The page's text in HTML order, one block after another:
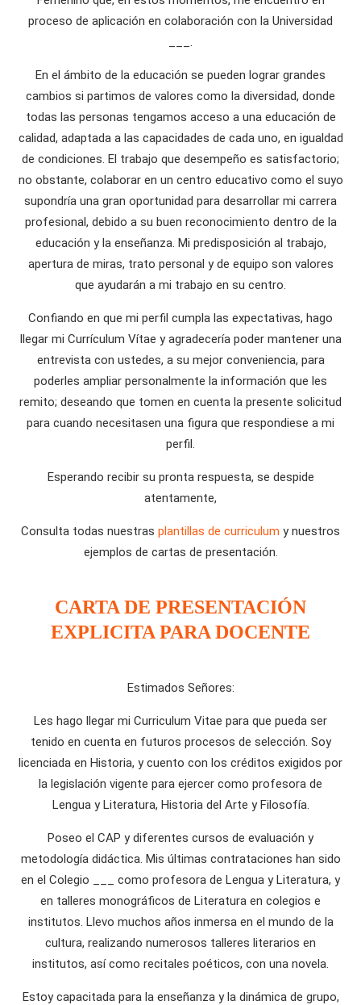
proceso de aplicación en colaboración con la Universidad
___.
En el ámbito de la educación se pueden lograr grandes
cambios si partimos de valores como la diversidad, donde
todas las personas tengamos acceso a una educación de
calidad, adaptada a las capacidades de cada uno, en igualdad
de condiciones. El trabajo que desempeño es satisfactorio;
no obstante, colaborar en un centro educativo como el suyo
supondría una gran oportunidad para desarrollar mi carrera
profesional, debido a su buen reconocimiento dentro de la
educación y la enseñanza. Mi predisposición al trabajo,
apertura de miras, trato personal y de equipo son valores
que ayudarán a mi trabajo en su centro.
Confiando en que mi perfil cumpla las expectativas, hago
llegar mi Currículum Vítae y agradecería poder mantener una
entrevista con ustedes, a su mejor conveniencia, para
poderles ampliar personalmente la información que les
remito; deseando que tomen en cuenta la presente solicitud
para cuando necesitasen una figura que respondiese a mi
perfil.
Esperando recibir su pronta respuesta, se despide
atentamente,
Consulta todas nuestras plantillas de curriculum y nuestros
ejemplos de cartas de presentación.
CARTA DE PRESENTACIÓN
EXPLICITA PARA DOCENTE
Estimados Señores:
Les hago llegar mi Curriculum Vitae para que pueda ser
tenido en cuenta en futuros procesos de selección. Soy
licenciada en Historia, y cuento con los créditos exigidos por
la legislación vigente para ejercer como profesora de
Lengua y Literatura, Historia del Arte y Filosofía.
Poseo el CAP y diferentes cursos de evaluación y
metodología didáctica. Mis últimas contrataciones han sido
en el Colegio ___ como profesora de Lengua y Literatura, y
en talleres monográficos de Literatura en colegios e
institutos. Llevo muchos años inmersa en el mundo de la
cultura, realizando numerosos talleres literarios en
institutos, así como recitales poéticos, con una novela.
Estoy capacitada para la enseñanza y la dinámica de grupo,